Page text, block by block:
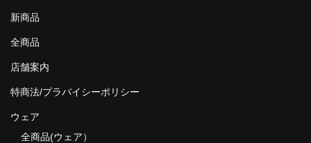
新商品
全商品
店舗案内
特商法/プラバイシーポリシー
ウェア
全商品(ウェア）